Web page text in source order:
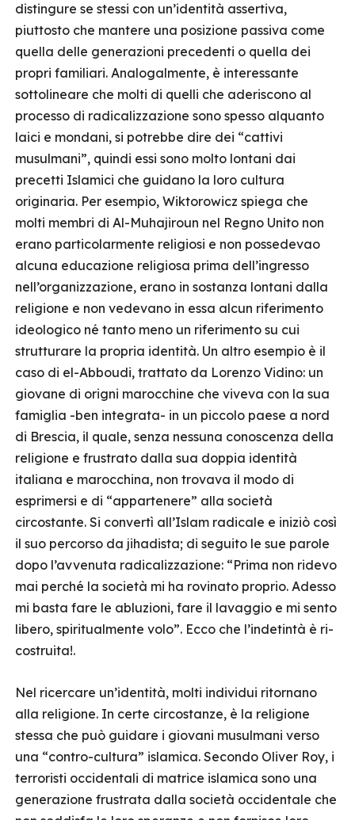
distingure se stessi con un’identità assertiva,
piuttosto che mantere una posizione passiva come
quella delle generazioni precedenti o quella dei
propri familiari. Analogalmente, è interessante
sottolineare che molti di quelli che aderiscono al
processo di radicalizzazione sono spesso alquanto
laici e mondani, si potrebbe dire dei “cattivi
musulmani”, quindi essi sono molto lontani dai
precetti Islamici che guidano la loro cultura
originaria. Per esempio, Wiktorowicz spiega che
molti membri di Al-Muhajiroun nel Regno Unito non
erano particolarmente religiosi e non possedevao
alcuna educazione religiosa prima dell’ingresso
nell’organizzazione, erano in sostanza lontani dalla
religione e non vedevano in essa alcun riferimento
ideologico né tanto meno un riferimento su cui
strutturare la propria identità. Un altro esempio è il
caso di el-Abboudi, trattato da Lorenzo Vidino: un
giovane di origni marocchine che viveva con la sua
famiglia -ben integrata- in un piccolo paese a nord
di Brescia, il quale, senza nessuna conoscenza della
religione e frustrato dalla sua doppia identità
italiana e marocchina, non trovava il modo di
esprimersi e di “appartenere” alla società
circostante. Si convertì all’Islam radicale e iniziò così
il suo percorso da jihadista; di seguito le sue parole
dopo l’avvenuta radicalizzazione: “Prima non ridevo
mai perché la società mi ha rovinato proprio. Adesso
mi basta fare le abluzioni, fare il lavaggio e mi sento
libero, spiritualmente volo”. Ecco che l’indetintà è ri-
costruita!.
Nel ricercare un’identità, molti individui ritornano
alla religione. In certe circostanze, è la religione
stessa che può guidare i giovani musulmani verso
una “contro-cultura” islamica. Secondo Oliver Roy, i
terroristi occidentali di matrice islamica sono una
generazione frustrata dalla società occidentale che